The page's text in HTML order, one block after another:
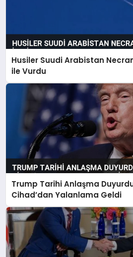
Husiler Suudi Arabistan Necran
ile Vurdu
Trump Tarihi Anlaşma
Cihad’dan Yalanlama Geldi